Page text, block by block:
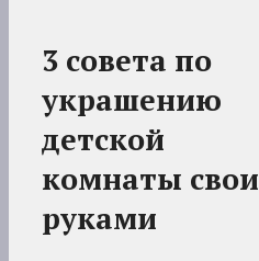
3 совета по
украшению
детской
комнаты
руками